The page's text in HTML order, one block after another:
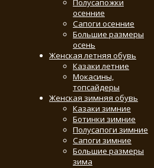
Полусапожки
осенние
Сапоги осенние
Большие размеры
осень
Женская летняя обувь
Казаки летние
Мокасины,
топсайдеры
Женская зимняя обувь
Казаки зимние
Ботинки зимние
Полусапоги зимние
Сапоги зимние
Большие размеры
зима